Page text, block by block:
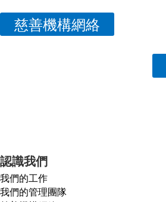
慈善機構網絡
認識我們
我們的工作
我們的管理團隊